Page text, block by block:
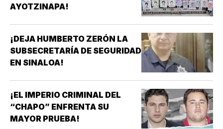
AYOTZINAPA!
¡DEJA HUMBERTO ZERÓN LA
SUBSECRETARÍA DE SEGURIDAD
EN SINALOA!
¡EL IMPERIO CRIMINAL DEL
“CHAPO” ENFRENTA SU
MAYOR PRUEBA!